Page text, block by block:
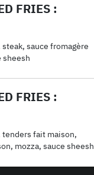
FRIES :
sauce fromagère
sheesh
FRIES :
fait maison,
mozza, sauce sheesh